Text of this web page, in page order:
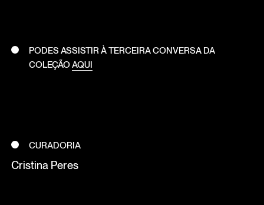
PODES ASSISTIR À TERCEIRA CONVERSA DA
COLEÇÃOAQUI
CURADORIA
Cristina Peres